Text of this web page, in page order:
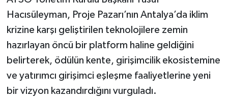
Hacısüleyman, Proje Pazarı’nın Antalya’da iklim
krizine karşı geliştirilen teknolojilere zemin
hazırlayan öncü bir platform haline geldiğini
belirterek, ödülün kente, girişimcilik ekosistemine
ve yatırımcı girişimci eşleşme faaliyetlerine yeni
bir vizyon kazandırdığını vurguladı.